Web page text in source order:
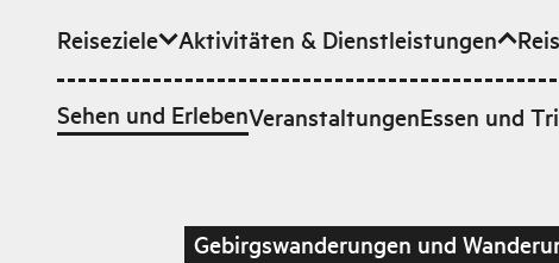
Zum Hauptinhalt
Reiseziele Aktivitäten & Dienstleistungen
Sehen und ErlebenVeranstaltungenEssen und
Gebirgswanderungen und